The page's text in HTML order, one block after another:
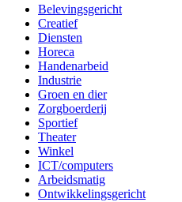
Belevingsgericht
Creatief
Diensten
Horeca
Handenarbeid
Industrie
Groen en dier
Zorgboerderij
Sportief
Theater
Winkel
ICT/computers
Arbeidsmatig
Ontwikkelingsgericht